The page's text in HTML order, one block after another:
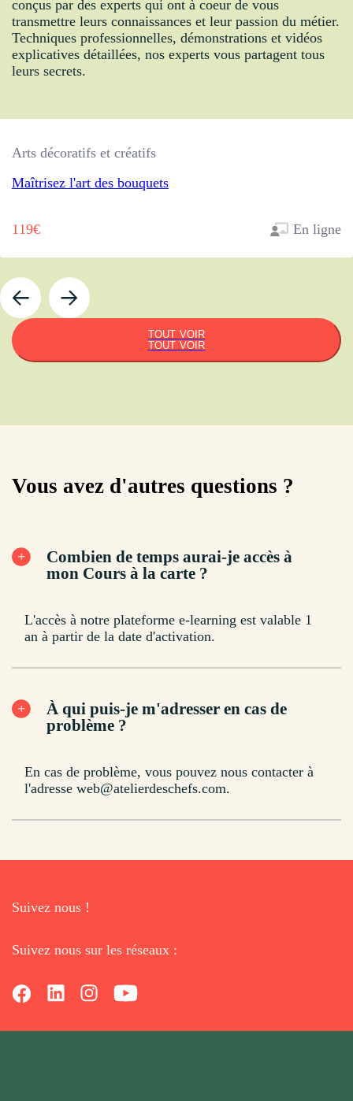
conçus par des experts qui ont à coeur de vous
transmettre leurs connaissances et leur passion du métier.
Techniques professionnelles, démonstrations et vidéos
explicatives détaillées, nos experts vous partagent tous
leurs secrets.
Arts décoratifs et créatifs
Maîtrisez l'art des bouquets
119€ En ligne
TOUT VOIR
TOUT VOIR
Vous avez d'autres questions ?
Combien de temps aurai-je accès à
mon Cours à la carte ?
L'accès à notre plateforme e-learning est valable 1
an à partir de la date d'activation.
À qui puis-je m'adresser en cas de
problème ?
En cas de problème, vous pouvez nous contacter à
l'adresse web@atelierdeschefs.com.
Suivez nous !
Suivez nous sur les réseaux :